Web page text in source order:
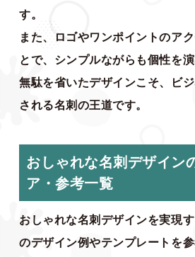
す。
また、ロゴやワンポイントのア
とで、シンプルながらも個性を演
無駄を省いたデザインこそ、ビ
される名刺の王道です。
おしゃれな名刺デザイン
ア・参考一覧
おしゃれな名刺デザインを実現
のデザイン例やテンプレートを